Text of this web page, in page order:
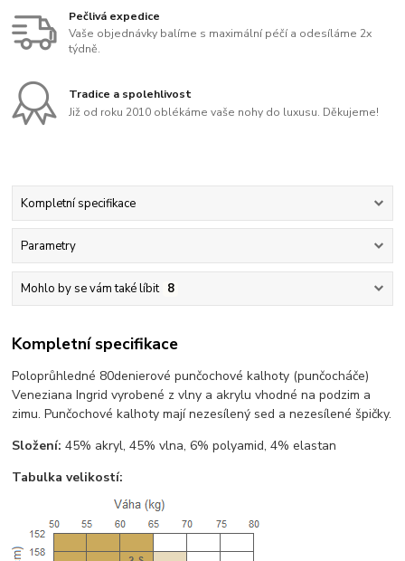
Pečlivá expedice
Vaše objednávky balíme s maximální péčí a odesíláme 2x
týdně.
Tradice a spolehlivost
Již od roku 2010 oblékáme vaše nohy do luxusu. Děkujeme!
Kompletní specifikace
Parametry
Mohlo by se vám také líbit 8
Kompletní specifikace
Poloprůhledné 80denierové punčochové kalhoty (punčocháče)
Veneziana Ingrid vyrobené z vlny a akrylu vhodné na podzim a
zimu. Punčochové kalhoty mají nezesílený sed a nezesílené špičky.
Složení: 45% akryl, 45% vlna, 6% polyamid, 4% elastan
Tabulka velikostí: